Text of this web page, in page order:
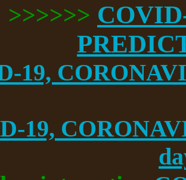
>>>>>>
19,
19,